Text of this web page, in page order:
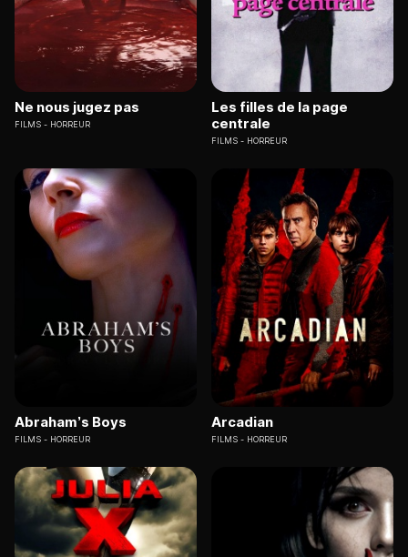
Ne nous jugez pas
FILMS HORREUR
Les filles de la page
centrale
FILMS HORREUR
Abraham’s Boys
FILMS HORREUR
Arcadian
FILMS HORREUR